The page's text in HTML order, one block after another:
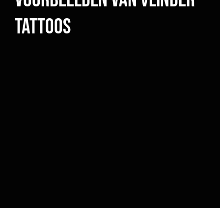
tattoos